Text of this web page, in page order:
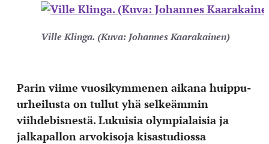
Ville Klinga. (Kuva: Johannes Kaarakainen)
Parin viime vuosikymmenen aikana huippu-
urheilusta on tullut yhä selkeämmin
viihdebisnestä. Lukuisia olympialaisia ja
jalkapallon arvokisoja kisastudiossa